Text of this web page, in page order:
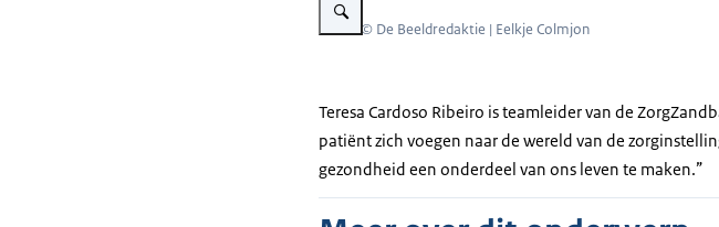
Beeld: © De Beeldredaktie | Eelkje Colmjon
Teresa Cardoso Ribeiro is teamleider van de
patiënt zich voegen naar de wereld van de
gezondheid een onderdeel van ons leven te maken.”